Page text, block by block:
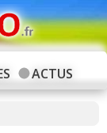
ACTUS